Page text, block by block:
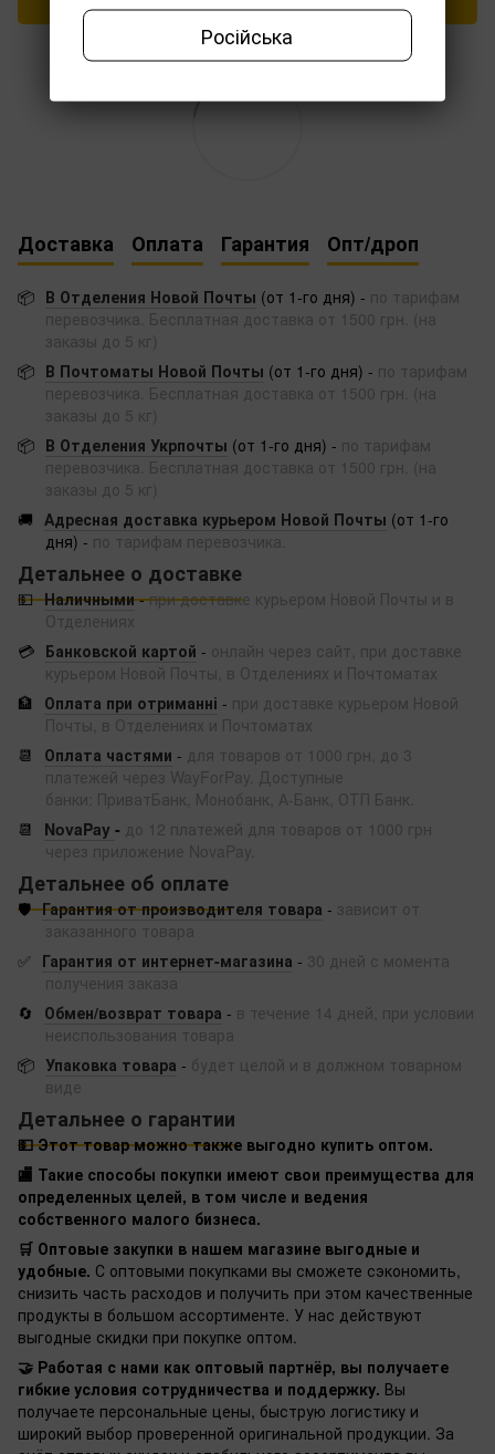
Доставка Оплата Гарантия Опт/дроп
📦 В Отделения Новой Почты (от 1-го дня) - по тарифам
перевозчика. Бесплатная доставка от 1500 грн. (на
заказы до 5 кг)
📦 В Почтоматы Новой Почты (от 1-го дня) - по тарифам
перевозчика. Бесплатная доставка от 1500 грн. (на
заказы до 5 кг)
📦 В Отделения Укрпочты (от 1-го дня) - по тарифам
перевозчика. Бесплатная доставка от 1500 грн. (на
заказы до 5 кг)
🚚 Адресная доставка курьером Новой Почты (от 1-го
дня) - по тарифам перевозчика.
Детальнее о доставке
💵 Наличными-при доставке курьером Новой Почты и в
Отделениях
💳 Банковской картой - онлайн через сайт, при доставке
курьером Новой Почты, в Отделениях и Почтоматах
🏦
Оплата при отриманні - при доставке курьером Новой
Почты, в Отделениях и Почтоматах
📆
Оплата частями - для товаров от 1000 грн, до 3
платежей через WayForPay. Доступные
банки: ПриватБанк, Монобанк, А-Банк, ОТП Банк.
📆
NovaPay - до 12 платежей для товаров от 1000 грн
через приложение NovaPay.
Детальнее об оплате
🛡️ Гарантия от производителя товара - зависит от
заказанного товара
✅ Гарантия от интернет-магазина - 30 дней с момента
получения заказа
🔄
Обмен/возврат товара - в течение 14 дней, при условии
неиспользования товара
📦 Упаковка товара - будет целой и в должном товарном
виде
Детальнее о гарантии
💵 Этот товар можно также выгодно купить оптом.
🏬 Такие способы покупки имеют свои преимущества для
определенных целей, в том числе и ведения
собственного малого бизнеса.
🛒 Оптовые закупки в нашем магазине выгодные и
удобные. С оптовыми покупками вы сможете сэкономить,
снизить часть расходов и получить при этом качественные
продукты в большом ассортименте. У нас действуют
выгодные скидки при покупке оптом.
🤝 Работая с нами как оптовый партнёр, вы получаете
гибкие условия сотрудничества и поддержку. Вы
получаете персональные цены, быструю логистику и
широкий выбор проверенной оригинальной продукции. За
Російська